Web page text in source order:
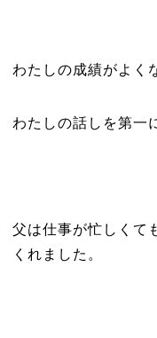
わたしの成績がよく
わたしの話しを第一
父は仕事が忙しくて
くれました。